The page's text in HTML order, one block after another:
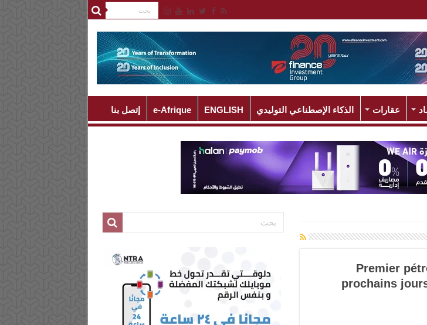
عقارات الذكاء الإصطناعي التوليدي ENGLISH
e-Afrique إتصل بنا
Premier
prochains